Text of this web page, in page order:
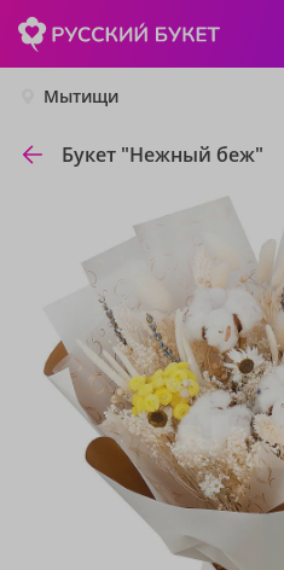
Мытищи
Букет "Нежный беж"